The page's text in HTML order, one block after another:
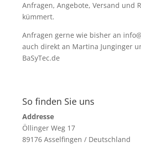
Anfragen, Angebote, Versand und
kümmert.
Anfragen gerne wie bisher an
auch direkt an Martina Junginger
BaSyTec.de
So finden Sie uns
Addresse
Öllinger Weg 17
89176 Asselfingen / Deutschland